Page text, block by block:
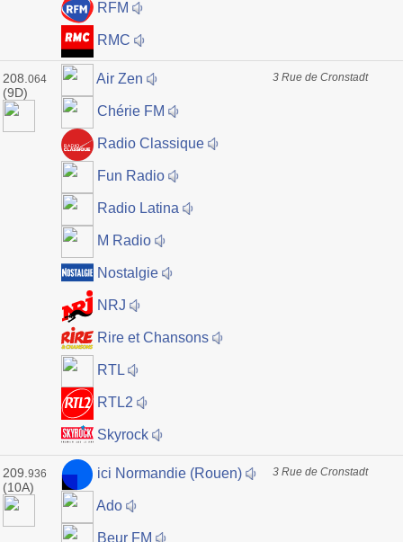
RFM
RMC
208. 064
(9D)
Air Zen
Chérie FM
Radio Classique
Fun Radio
Radio Latina
M Radio
Nostalgie
NRJ
Rire et Chansons
RTL
RTL2
Skyrock
3 Rue de Cronstadt
209. 936
(10A)
ici Normandie (Rouen)
Ado
Beur FM
3 Rue de Cronstadt